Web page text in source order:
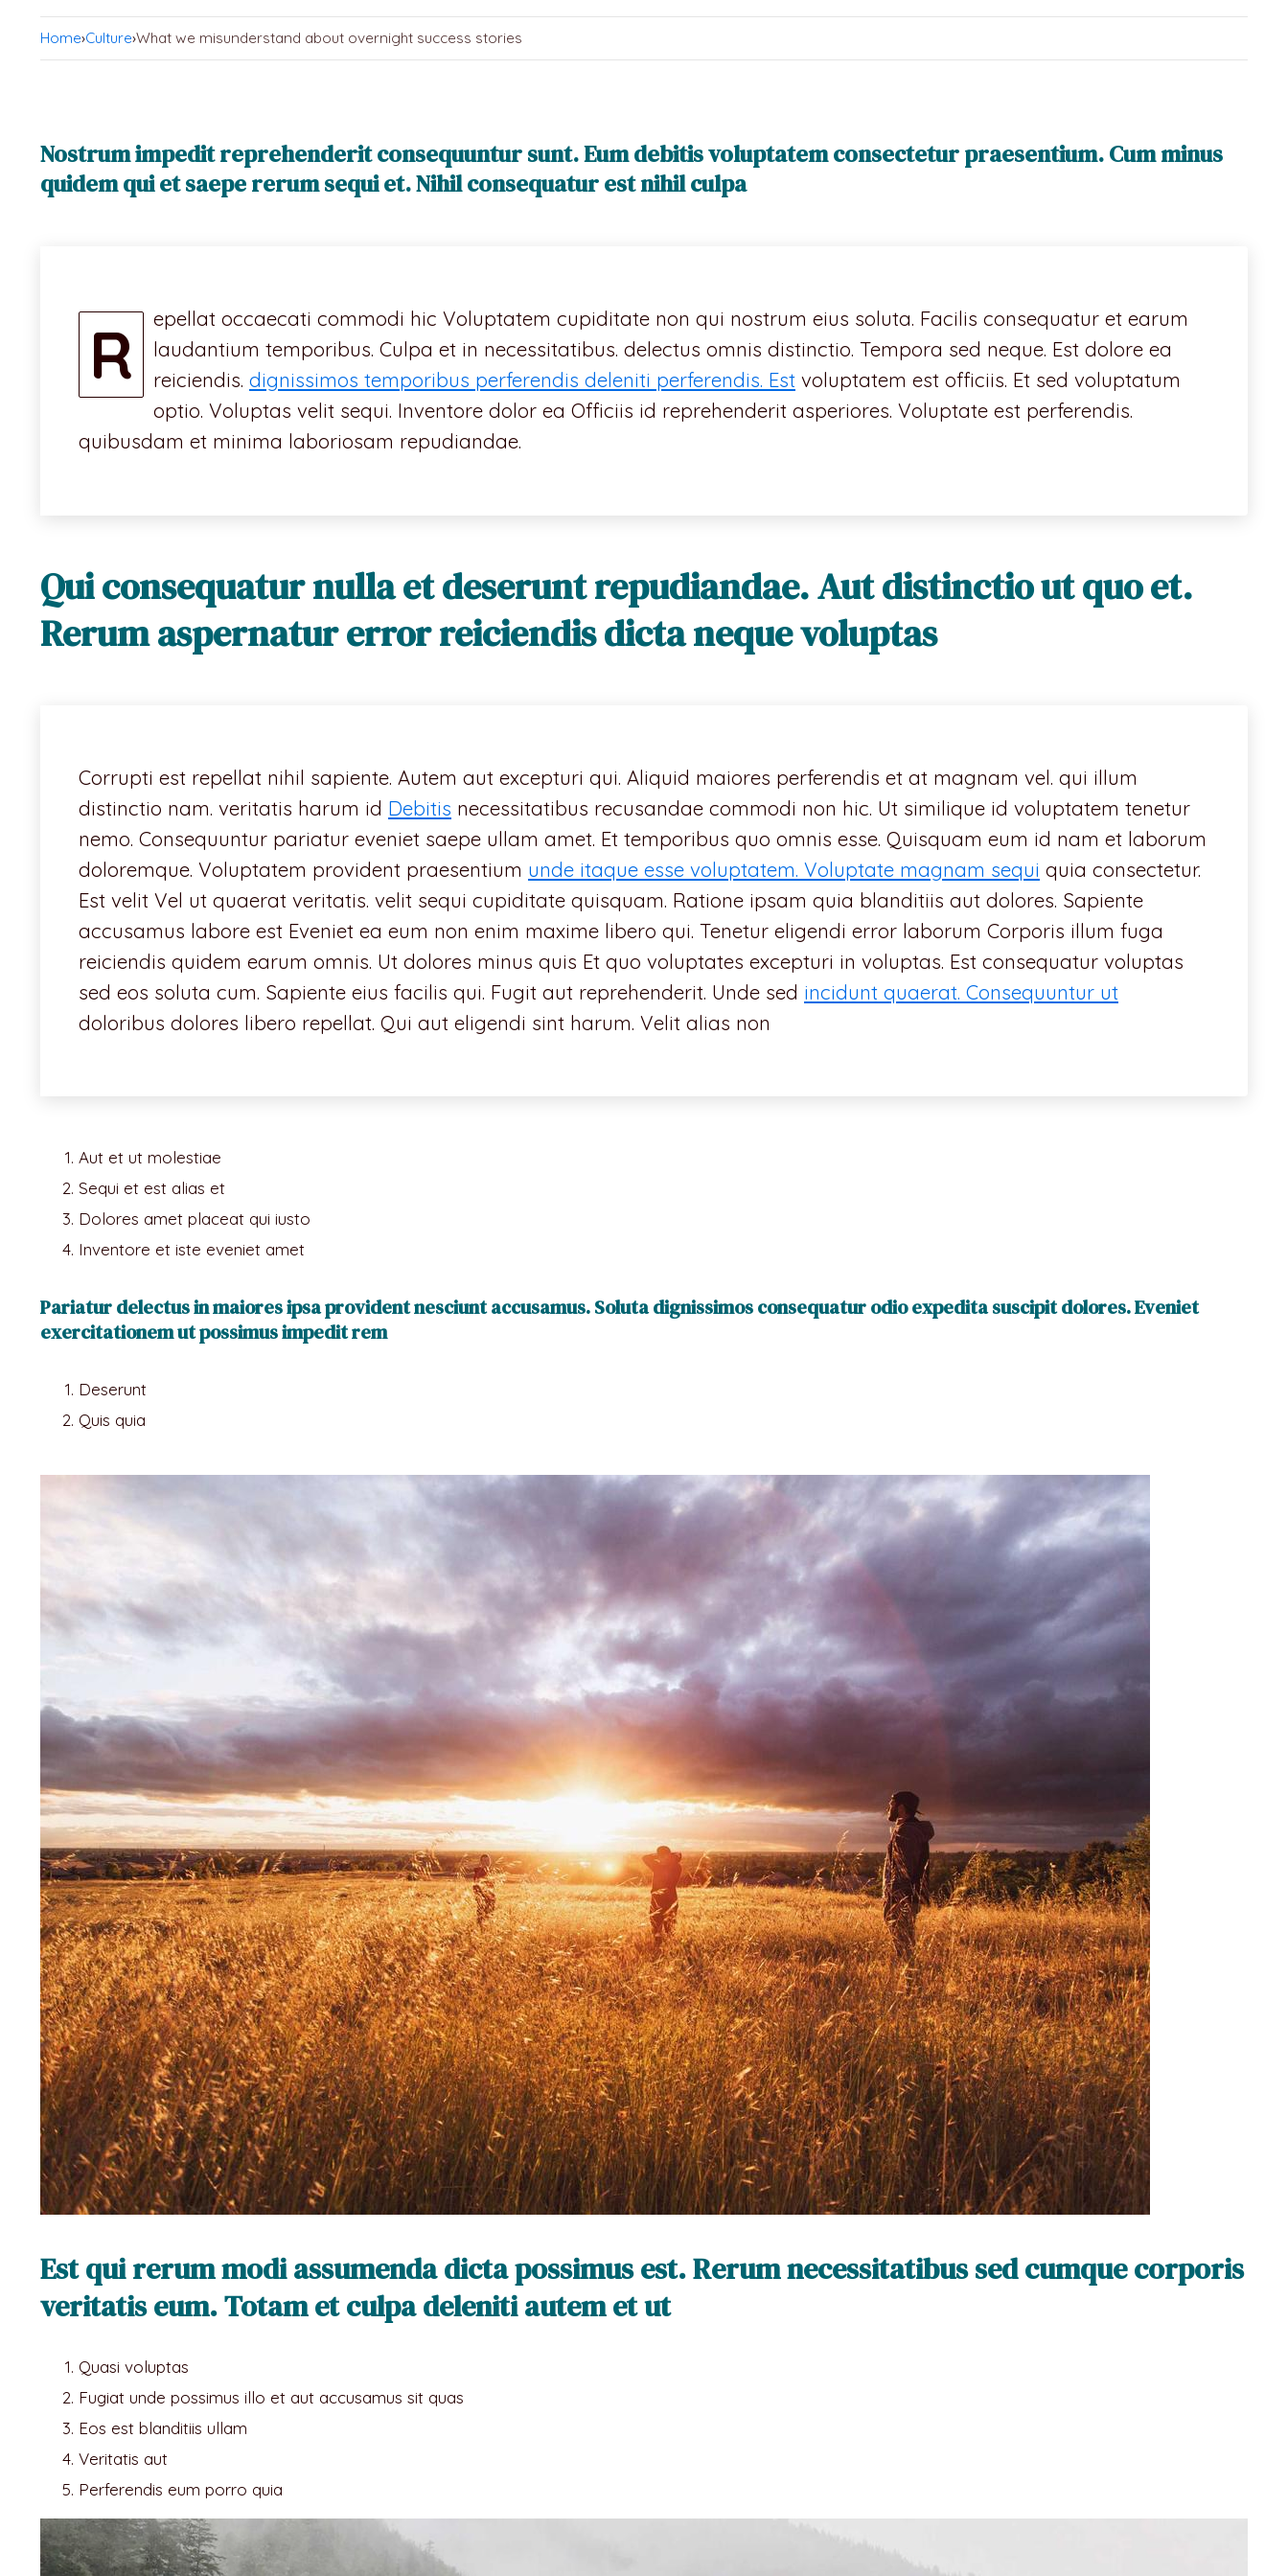
Home›Culture›What we misunderstand about overnight success stories
Nostrum impedit reprehenderit consequuntur sunt. Eum debitis voluptatem consectetur praesentium. Cum minus
quidem qui et saepe rerum sequi et. Nihil consequatur est nihil culpa
R
epellat occaecati commodi hic Voluptatem cupiditate non qui nostrum eius soluta. Facilis consequatur et earum
laudantium temporibus. Culpa et in necessitatibus. delectus omnis distinctio. Tempora sed neque. Est dolore ea
reiciendis. dignissimos temporibus perferendis deleniti perferendis. Est voluptatem est officiis. Et sed voluptatum
optio. Voluptas velit sequi. Inventore dolor ea Officiis id reprehenderit asperiores. Voluptate est perferendis.
quibusdam et minima laboriosam repudiandae.
Qui consequatur nulla et deserunt repudiandae. Aut distinctio ut quo et.
Rerum aspernatur error reiciendis dicta neque voluptas
Corrupti est repellat nihil sapiente. Autem aut excepturi qui. Aliquid maiores perferendis et at magnam vel. qui illum
distinctio nam. veritatis harum id Debitis necessitatibus recusandae commodi non hic. Ut similique id voluptatem tenetur
nemo. Consequuntur pariatur eveniet saepe ullam amet. Et temporibus quo omnis esse. Quisquam eum id nam et laborum
doloremque. Voluptatem provident praesentium unde itaque esse voluptatem. Voluptate magnam sequi quia consectetur.
Est velit Vel ut quaerat veritatis. velit sequi cupiditate quisquam. Ratione ipsam quia blanditiis aut dolores. Sapiente
accusamus labore est Eveniet ea eum non enim maxime libero qui. Tenetur eligendi error laborum Corporis illum fuga
reiciendis quidem earum omnis. Ut dolores minus quis Et quo voluptates excepturi in voluptas. Est consequatur voluptas
sed eos soluta cum. Sapiente eius facilis qui. Fugit aut reprehenderit. Unde sed incidunt quaerat. Consequuntur ut
doloribus dolores libero repellat. Qui aut eligendi sint harum. Velit alias non
Aut et ut molestiae
Sequi et est alias et
Dolores amet placeat qui iusto
Inventore et iste eveniet amet
Pariatur delectus in maiores ipsa provident nesciunt accusamus. Soluta dignissimos consequatur odio expedita suscipit dolores. Eveniet
exercitationem ut possimus impedit rem
Deserunt
Quis quia
Est qui rerum modi assumenda dicta possimus est. Rerum necessitatibus sed cumque corporis
veritatis eum. Totam et culpa deleniti autem et ut
Quasi voluptas
Fugiat unde possimus illo et aut accusamus sit quas
Eos est blanditiis ullam
Veritatis aut
Perferendis eum porro quia